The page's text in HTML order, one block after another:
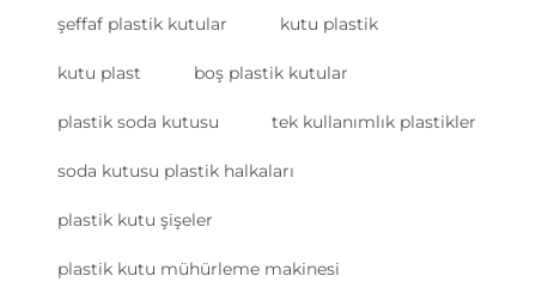
şeffaf plastik kutular kutu plastik
kutu plast boş plastik kutular
plastik soda kutusu tek kullanımlık plastikler
soda kutusu plastik halkaları
plastik kutu şişeler
plastik kutu mühürleme makinesi